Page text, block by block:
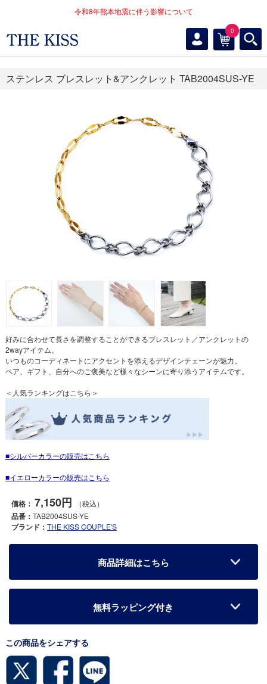
令和8年熊本地震に伴う影響について
0
ステンレス ブレスレット&アンクレット TAB2004SUS-YE
好みに合わせて長さを調整することができるブレスレット／アンクレットの
2wayアイテム。
いつものコーディネートにアクセントを添えるデザインチェーンが魅力。
ペア、ギフト、自分へのご褒美など様々なシーンに寄り添うアイテムです。
＜人気ランキングはこちら＞
シルバーカラーの販売はこちら
イエローカラーの販売はこちら
価格： 7,150円 （税込）
品番： TAB2004SUS-YE
ブランド： THE KISS COUPLE'S
商品詳細はこちら
無料ラッピング付き
この商品をシェアする